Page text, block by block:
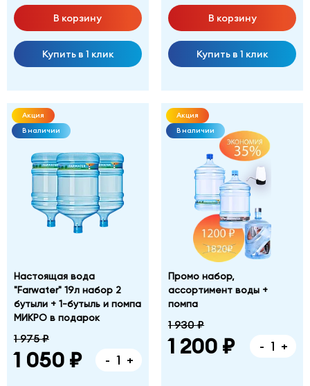
В корзину
Купить в 1 клик
В корзину
Купить в 1 клик
Акция
В наличии
Настоящая вода
"Farwater" 19л набор 2
бутыли + 1-бутыль и помпа
МИКРО в подарок
1 975 ₽
1 050 ₽ - +
Акция
В наличии
Промо набор,
ассортимент воды +
помпа
1 930 ₽
1 200 ₽ - +